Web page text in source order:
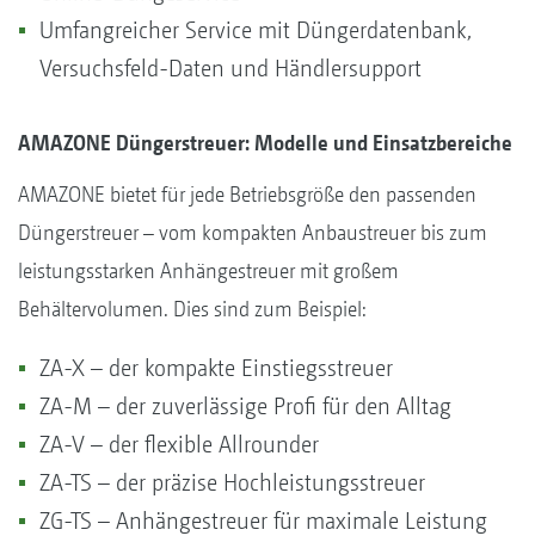
Umfangreicher Service mit Düngerdatenbank,
Versuchsfeld-Daten und Händlersupport
AMAZONE Düngerstreuer: Modelle und Einsatzbereiche
AMAZONE bietet für jede Betriebsgröße den passenden
Düngerstreuer – vom kompakten Anbaustreuer bis zum
leistungsstarken Anhängestreuer mit großem
Behältervolumen. Dies sind zum Beispiel:
ZA-X – der kompakte Einstiegsstreuer
ZA-M – der zuverlässige Profi für den Alltag
ZA-V – der flexible Allrounder
ZA-TS – der präzise Hochleistungsstreuer
ZG-TS – Anhängestreuer für maximale Leistung